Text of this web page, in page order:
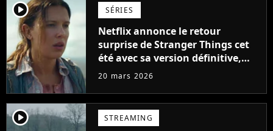
player2 SÉRIES
Netflix annonce le retour
surprise de Stranger Things cet
été avec sa version définitive,
une décision historique
20 mars 2026
player2 STREAMING